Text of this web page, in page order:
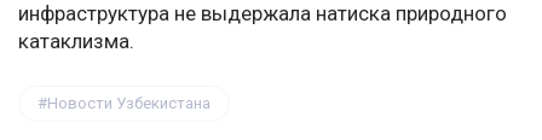
инфраструктура не выдержала натиска природного
катаклизма.
Новости Узбекистана